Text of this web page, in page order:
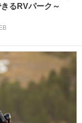
るRVパーク～